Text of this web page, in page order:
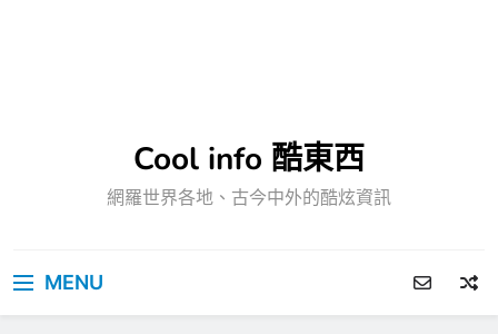
Cool info 酷東西
網羅世界各地、古今中外的酷炫資訊
MENU